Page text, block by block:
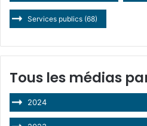
Services publics (68)
Tous les médias
2024